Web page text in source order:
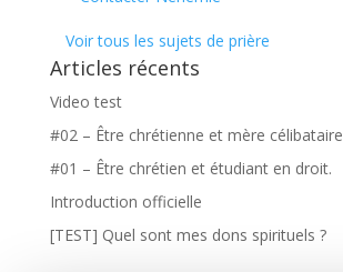
Voir tous les sujets de prière
Articles récents
Video test
#02 – Être chrétienne et mère célibataire
#01 – Être chrétien et étudiant en droit.
Introduction officielle
[TEST] Quel sont mes dons spirituels ?